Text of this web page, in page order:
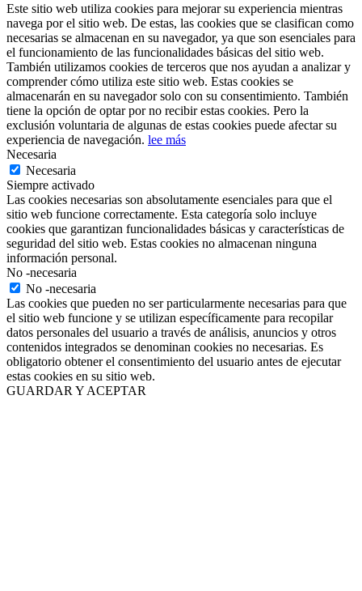
Este sitio web utiliza cookies para mejorar su experiencia mientras
navega por el sitio web. De estas, las cookies que se clasifican como
necesarias se almacenan en su navegador, ya que son esenciales para
el funcionamiento de las funcionalidades básicas del sitio web.
También utilizamos cookies de terceros que nos ayudan a analizar y
comprender cómo utiliza este sitio web. Estas cookies se
almacenarán en su navegador solo con su consentimiento. También
tiene la opción de optar por no recibir estas cookies. Pero la
exclusión voluntaria de algunas de estas cookies puede afectar su
experiencia de navegación. lee más
Necesaria
Necesaria
Siempre activado
Las cookies necesarias son absolutamente esenciales para que el
sitio web funcione correctamente. Esta categoría solo incluye
cookies que garantizan funcionalidades básicas y características de
seguridad del sitio web. Estas cookies no almacenan ninguna
información personal.
No -necesaria
No -necesaria
Las cookies que pueden no ser particularmente necesarias para que
el sitio web funcione y se utilizan específicamente para recopilar
datos personales del usuario a través de análisis, anuncios y otros
contenidos integrados se denominan cookies no necesarias. Es
obligatorio obtener el consentimiento del usuario antes de ejecutar
estas cookies en su sitio web.
GUARDAR Y ACEPTAR